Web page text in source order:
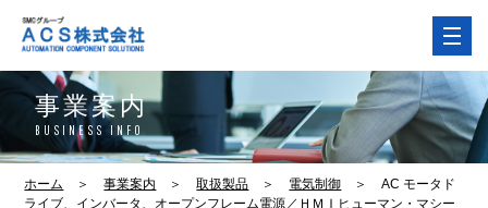
事業案内
BUSINESS INFO
ホーム ＞ 事業案内 ＞ 取扱製品 ＞ 電気制御 ＞
AC モータド
ライブ、インバータ、オープンフレーム電源／ＨＭＩヒューマン・マシー